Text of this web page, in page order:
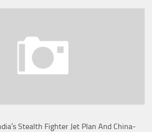
Stealth Fighter Jet Plan And China-